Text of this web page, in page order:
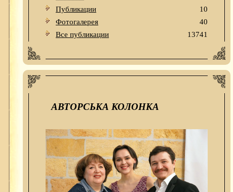
Публикации
10
Фотогалерея
40
Все публикации
13741
АВТОРСЬКА КОЛОНКА